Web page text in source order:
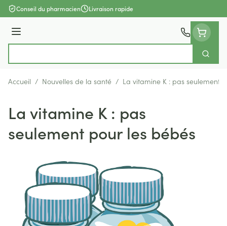
Aller au contenu
Conseil du pharmacien Livraison rapide
Menu
Accueil / Nouvelles de la santé / La vitamine K : pas seulement
La vitamine K : pas
seulement pour les bébés